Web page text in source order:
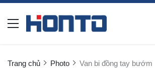
Trang chủ Photo Van bi đồng tay bướm